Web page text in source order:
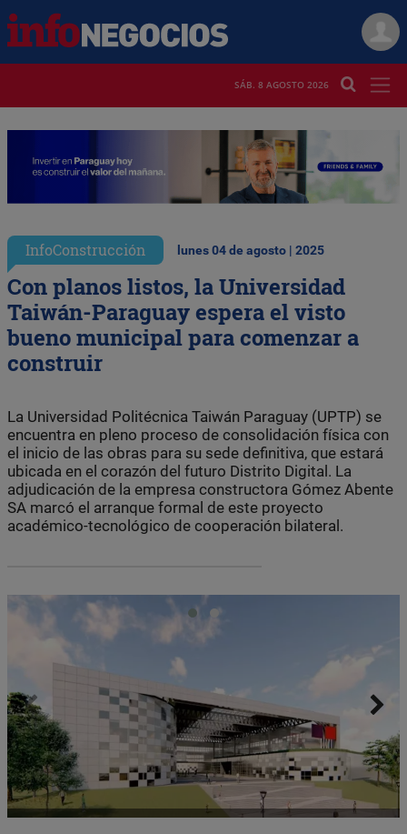
SÁB. 8 AGOSTO 2026
InfoConstrucción lunes 04 de agosto | 2025
Con planos listos, la Universidad
Taiwán-Paraguay espera el visto
bueno municipal para comenzar a
construir
La Universidad Politécnica Taiwán Paraguay (UPTP) se
encuentra en pleno proceso de consolidación física con
el inicio de las obras para su sede definitiva, que estará
ubicada en el corazón del futuro Distrito Digital. La
adjudicación de la empresa constructora Gómez Abente
SA marcó el arranque formal de este proyecto
académico-tecnológico de cooperación bilateral.